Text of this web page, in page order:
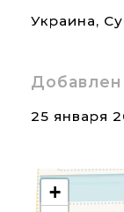
Украина,
Добавлен
25 января
+